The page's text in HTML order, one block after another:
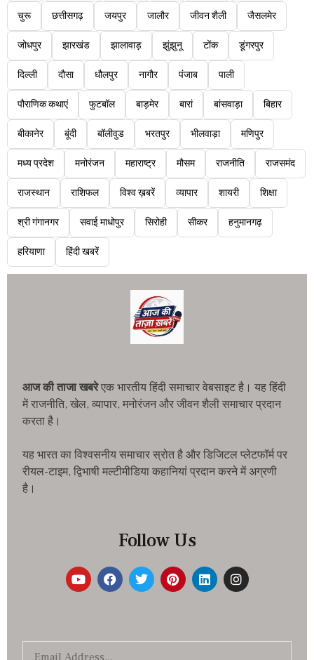
चुरू छत्तीसगढ़ जयपुर जालौर जीवन शैली जैसलमेर
जोधपुर झारखंड झालावाड़ झुंझुनू टोंक डूंगरपुर
दिल्ली दौसा धौलपुर नागौर पंजाब पाली
पौराणिक कथाएं फुटबॉल बाड़मेर बारां बांसवाड़ा बिहार
बीकानेर बूंदी बॉलीवुड भरतपुर भीलवाड़ा मणिपुर
मध्य प्रदेश मनोरंजन महाराष्ट्र मौसम राजनीति राजसमंद
राजस्थान राशिफल विश्व ख़बरें व्यापार शायरी शिक्षा
श्री गंगानगर सवाई माधोपुर सिरोही सीकर हनुमानगढ़
हरियाणा हिंदी खबरें
आज की ताजा खबरेएक भारतीय हिंदी समाचार वेबसाइट है। यह हिंदी
में राजनीति, खेल, व्यापार, मनोरंजन और जीवन शैली समाचार प्रदान
करता है।
यह भारत का विश्वसनीय समाचार स्रोत है और डिजिटल प्लेटफॉर्म पर
रीयल-टाइम, द्विभाषी मल्टीमीडिया कहानियां प्रदान करने में अग्रणी
है।
Follow Us